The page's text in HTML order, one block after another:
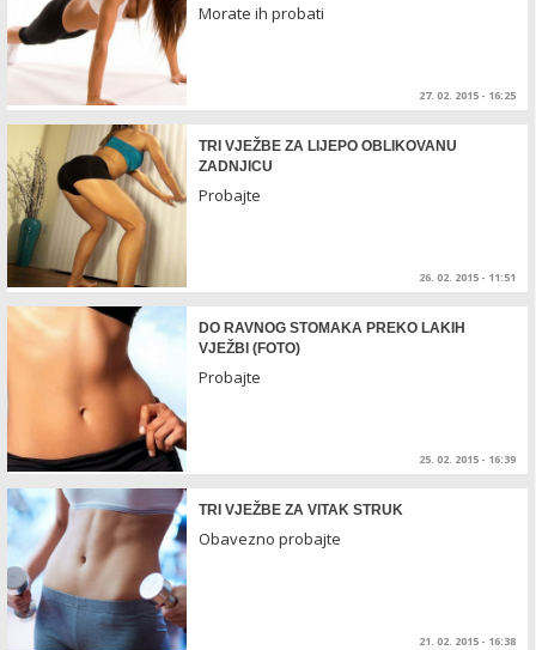
Morate ih probati
27. 02. 2015 - 16:25
TRI VJEŽBE ZA LIJEPO OBLIKOVANU
ZADNJICU
Probajte
26. 02. 2015 - 11:51
DO RAVNOG STOMAKA PREKO LAKIH
VJEŽBI (FOTO)
Probajte
25. 02. 2015 - 16:39
TRI VJEŽBE ZA VITAK STRUK
Obavezno probajte
21. 02. 2015 - 16:38